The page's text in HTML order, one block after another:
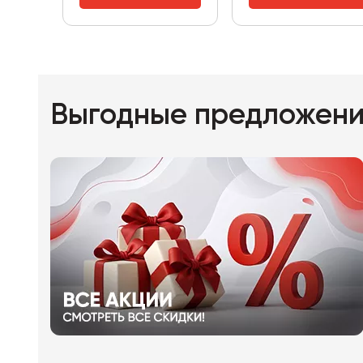
Выгодные